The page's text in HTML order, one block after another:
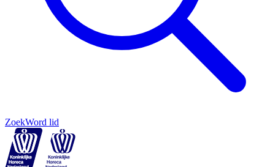
ZoekWord lid